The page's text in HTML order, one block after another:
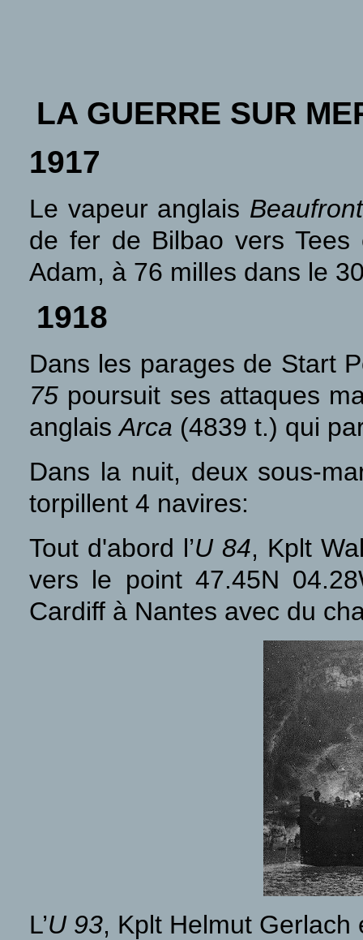
LA GUERRE SUR
1917
Le vapeur anglais
de fer de Bilbao vers
Adam, à 76 milles dans le
1918
Dans les parages de Start
75 poursuit ses attaques
anglaisArca (4839 t.) qui
Dans la nuit, deux sous-
torpillent 4 navires:
Tout d'abord l’U 84, Kplt
vers le point 47.45N
Cardiff à Nantes avec du
L’U 93, Kplt Helmut